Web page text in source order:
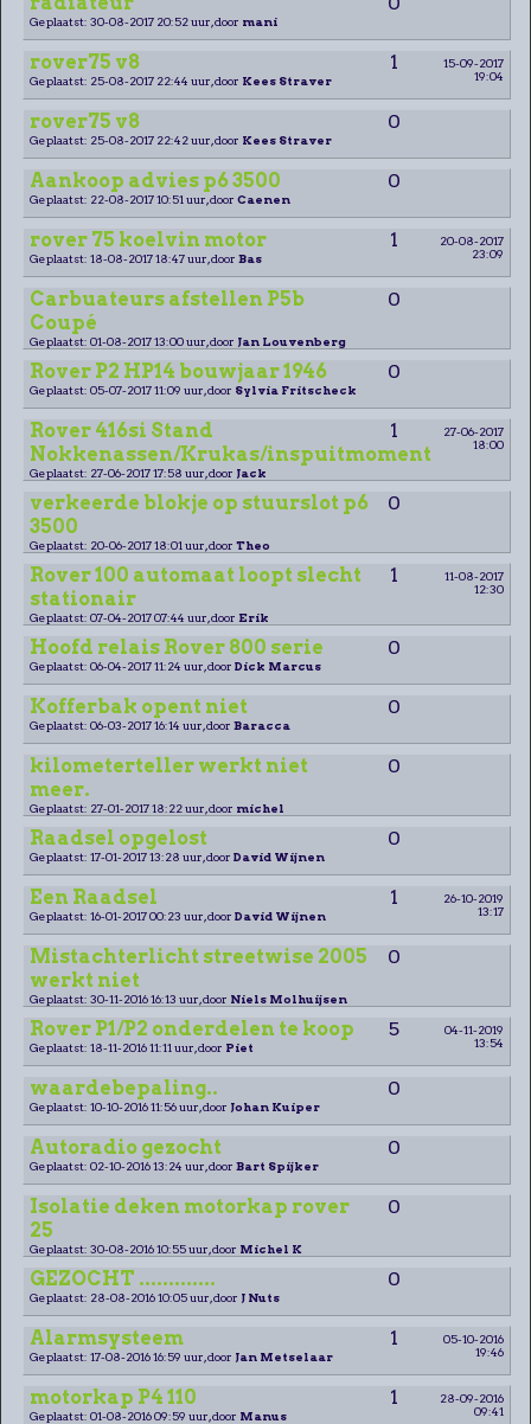
Geplaatst: 30-08-2017 20:52 uur, door mani
rover75 v8 1
15-09-2017
19:04
Geplaatst: 25-08-2017 22:44 uur, door Kees Straver
rover75 v8 0
Geplaatst: 25-08-2017 22:42 uur, door Kees Straver
Aankoop advies p6 3500 0
Geplaatst: 22-08-2017 10:51 uur, door Caenen
rover 75 koelvin motor 1
20-08-2017
23:09
Geplaatst: 18-08-2017 18:47 uur, door Bas
Carbuateurs afstellen P5b
Coupé
0
Geplaatst: 01-08-2017 13:00 uur, door Jan Louvenberg
Rover P2 HP14 bouwjaar 1946 0
Geplaatst: 05-07-2017 11:09 uur, door Sylvia Fritscheck
Rover 416si Stand
Nokkenassen/Krukas/inspuitmoment
1
27-06-2017
18:00
Geplaatst: 27-06-2017 17:58 uur, door Jack
verkeerde blokje op stuurslot p6
3500
0
Geplaatst: 20-06-2017 18:01 uur, door Theo
Rover 100 automaat loopt slecht
stationair
1
11-08-2017
12:30
Geplaatst: 07-04-2017 07:44 uur, door Erik
Hoofd relais Rover 800 serie 0
Geplaatst: 06-04-2017 11:24 uur, door Dick Marcus
Kofferbak opent niet 0
Geplaatst: 06-03-2017 16:14 uur, door Baracca
kilometerteller werkt niet
meer.
0
Geplaatst: 27-01-2017 18:22 uur, door michel
Raadsel opgelost 0
Geplaatst: 17-01-2017 13:28 uur, door David Wijnen
Een Raadsel 1
26-10-2019
13:17
Geplaatst: 16-01-2017 00:23 uur, door David Wijnen
Mistachterlicht streetwise 2005
werkt niet
0
Geplaatst: 30-11-2016 16:13 uur, door Niels Molhuijsen
Rover P1/P2 onderdelen te koop 5
04-11-2019
13:54
Geplaatst: 18-11-2016 11:11 uur, door Piet
waardebepaling.. 0
Geplaatst: 10-10-2016 11:56 uur, door Johan Kuiper
Autoradio gezocht 0
Geplaatst: 02-10-2016 13:24 uur, door Bart Spijker
Isolatie deken motorkap rover
25
0
Geplaatst: 30-08-2016 10:55 uur, door Michel K
GEZOCHT ............. 0
Geplaatst: 28-08-2016 10:05 uur, door J Nuts
Alarmsysteem 1
05-10-2016
19:46
Geplaatst: 17-08-2016 16:59 uur, door Jan Metselaar
motorkap P4 110 1
28-09-2016
09:41
Geplaatst: 01-08-2016 09:59 uur, door Manus